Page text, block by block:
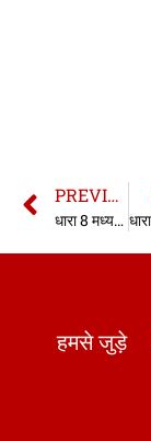
PREVIOUS
धारा 8 मध्यप्रदेश विशेष न्यायलय अधिनियम
हमसे जुड़े